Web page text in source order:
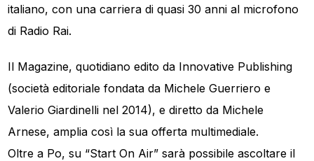
italiano, con una carriera di quasi 30 anni al microfono
di Radio Rai.
Il Magazine, quotidiano edito da Innovative Publishing
(società editoriale fondata da Michele Guerriero e
Valerio Giardinelli nel 2014), e diretto da Michele
Arnese, amplia così la sua offerta multimediale.
Oltre a Po, su “Start On Air” sarà possibile ascoltare il